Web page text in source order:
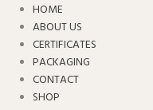
HOME
ABOUT US
CERTIFICATES
PACKAGING
CONTACT
SHOP